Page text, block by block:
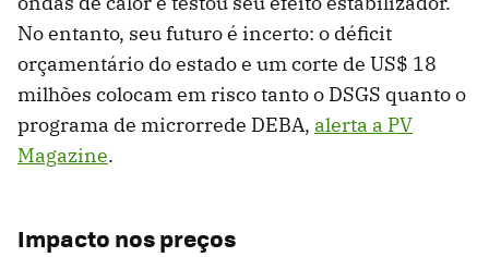
No entanto, seu futuro é incerto: o déficit
orçamentário do estado e um corte de US$ 18
milhões colocam em risco tanto o DSGS quanto o
programa de microrrede DEBA, alerta a PV
Magazine.
Impacto nos preços